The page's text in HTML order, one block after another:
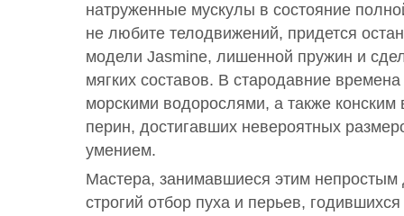
натруженные мускулы в состояние
не любите телодвижений, придется
модели Jasmine, лишенной пружин и
мягких составов. В стародавние
морскими водорослями, а также конским
перин, достигавших невероятных
умением.
Мастера, занимавшиеся этим
строгий отбор пуха и перьев,